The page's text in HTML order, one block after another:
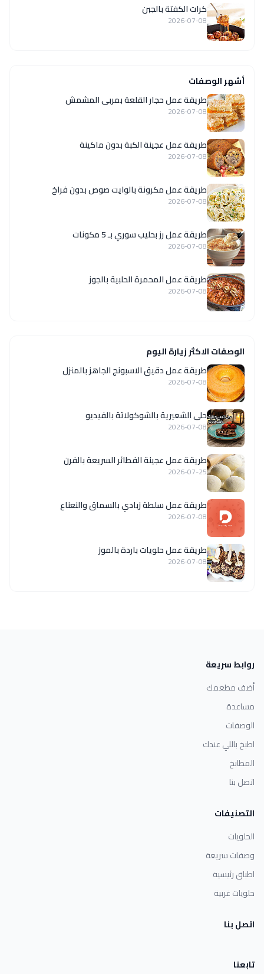
كرات الكفتة بالجبن
2026-07-08
أشهر الوصفات
طريقة عمل حجار القلعة بمربى المشمش
2026-07-08
طريقة عمل عجينة الكبة بدون ماكينة
2026-07-08
طريقة عمل مكرونة بالوايت صوص بدون فراخ
2026-07-08
طريقة عمل رز بحليب سوري بـ 5 مكونات
2026-07-08
طريقة عمل المحمرة الحلبية بالجوز
2026-07-08
الوصفات الاكثر زيارة اليوم
طريقة عمل دقيق الاسبونج الجاهز بالمنزل
2026-07-08
حلى الشعيرية بالشوكولاتة بالفيديو
2026-07-08
طريقة عمل عجينة الفطائر السريعة بالفرن
2026-07-25
طريقة عمل سلطة زبادي بالسماق والنعناع
2026-07-08
طريقة عمل حلويات باردة بالموز
2026-07-08
روابط سريعة
أضف مطعمك
مساعدة
الوصفات
اطبخ باللي عندك
المطابخ
اتصل بنا
التصنيفات
الحلويات
وصفات سريعة
اطباق رئيسية
حلويات غربية
اتصل بنا
تابعنا